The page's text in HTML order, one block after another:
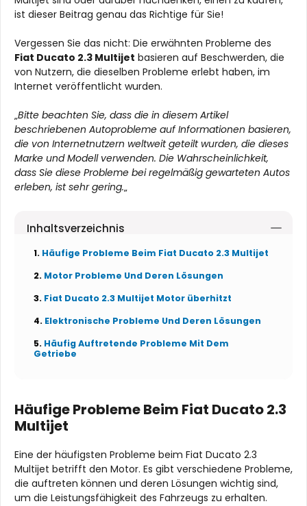
ist dieser Beitrag genau das Richtige für Sie!
Vergessen Sie das nicht: Die erwähnten Probleme des
Fiat Ducato 2.3 Multijet basieren auf Beschwerden, die
von Nutzern, die dieselben Probleme erlebt haben, im
Internet veröffentlicht wurden.
„Bitte beachten Sie, dass die in diesem Artikel
beschriebenen Autoprobleme auf Informationen basieren,
die von Internetnutzern weltweit geteilt wurden, die dieses
Marke und Modell verwenden. Die Wahrscheinlichkeit,
dass Sie diese Probleme bei regelmäßig gewarteten Autos
erleben, ist sehr gering.„
Inhaltsverzeichnis
Häufige Probleme Beim Fiat Ducato 2.3 Multijet
Motor Probleme Und Deren Lösungen
Fiat Ducato 2.3 Multijet Motor überhitzt
Elektronische Probleme Und Deren Lösungen
Häufig Auftretende Probleme Mit Dem
Getriebe
Häufige Probleme Beim Fiat Ducato 2.3
Multijet
Eine der häufigsten Probleme beim Fiat Ducato 2.3
Multijet betrifft den Motor. Es gibt verschiedene Probleme,
die auftreten können und deren Lösungen wichtig sind,
um die Leistungsfähigkeit des Fahrzeugs zu erhalten.